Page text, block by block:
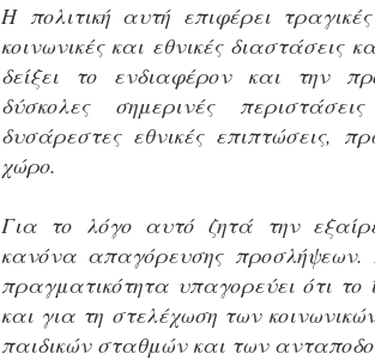
Η πολιτική αυτή επιφέρει
κοινωνικές και εθνικές διαστάσεις
δείξει το ενδιαφέρον και την
δύσκολες σημερινές
δυσάρεστες εθνικές επιπτώσεις,
χώρο.
Για το λόγο αυτό ζητά την
κανόνα απαγόρευσης προσλήψεων.
πραγματικότητα υπαγορεύει ότι το
και για τη στελέχωση των
παιδικών σταθμών και των
κατά το δίμηνο Ιανουαρίου
Δημοτική Αστυνομία
ζώων και την ομαλή
18
και 14ου μισθού
Με την απόφαση αυτή,
αξιώσεις των δημοσίων
δώρων, επικυρώνοντας
αντιδράσεις της ΑΔΕΔΥ